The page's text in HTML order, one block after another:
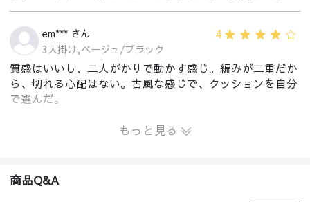
em*** さん 4
3人掛け,ベージュ/ブラック
質感はいいし、二人がかりで動かす感じ。編みが二重だか
ら、切れる心配はない。古風な感じで、クッションを自分
で選んだ。
もっと見る
商品Q&A